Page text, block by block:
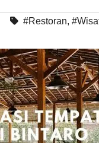
#Restoran,